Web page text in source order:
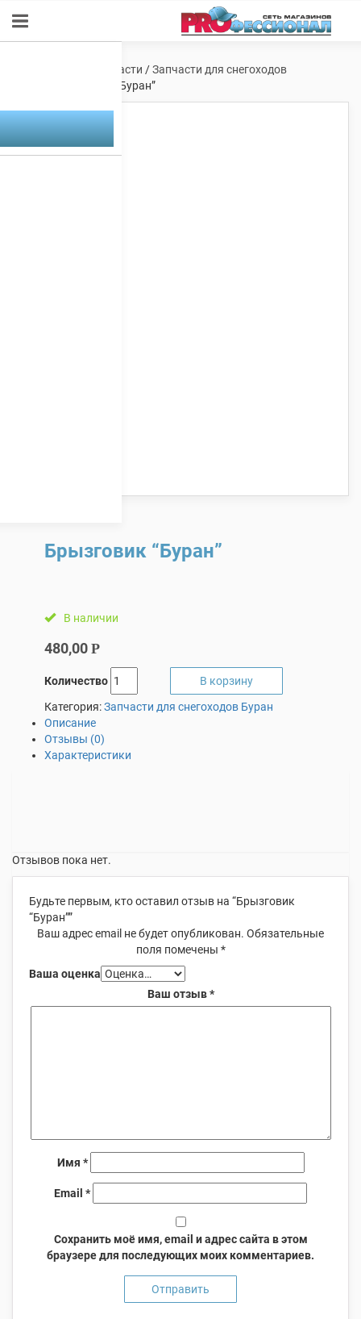
Мотозапчасти /Запчасти для снегоходов
/ Брызговик “Буран”
Брызговик “Буран”
В наличии
480,00 Р
Количество
В корзину
Категория:Запчасти для снегоходов Буран
Описание
Отзывы (0)
Характеристики
Отзывов пока нет.
Будьте первым, кто оставил отзыв на “Брызговик
“Буран””
Ваш адрес email не будет опубликован. Обязательные
поля помечены *
Ваша оценка
Ваш отзыв*
Имя *
Email *
Сохранить моё имя, email и адрес сайта в этом
браузере для последующих моих комментариев.